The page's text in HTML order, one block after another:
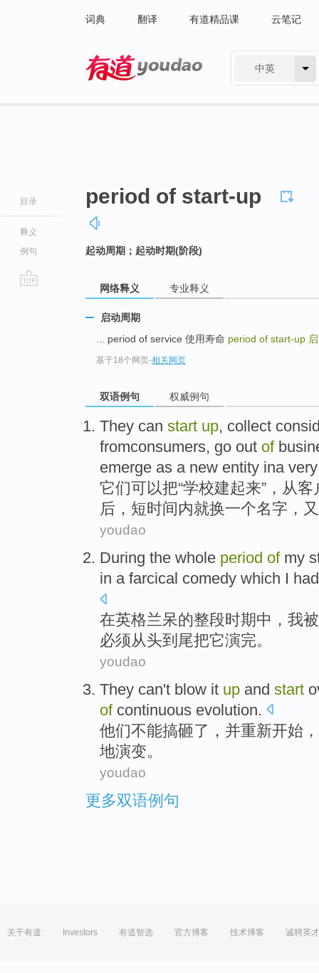
词典 翻译 有道精品课 云笔记
中英
目录
释义
例句
period of start-up
起动周期；起动时期(阶段)
网络释义 专业释义
启动周期
... period of service 使用寿命 period of start-up
基于18个网页-相关网页
双语例句 权威例句
They can start up, collect
fromconsumers, go out of
emerge as a new entity ina
它们可以把“学校建起来”， 从客
后，短时间内就换一个名字 ， 又
youdao
During the whole period ofmy
in a farcical comedy which I
在英格兰呆的整段时期中 ， 我被
必须从头到 尾把它演完。
youdao
They can't blow it up and start
of continuous evolution.
他们不能搞砸了， 并重新开始 ，
地演变。
youdao
更多双语例句
关于有道 Investors 有道智选 官方博客 技术博客 诚聘英才